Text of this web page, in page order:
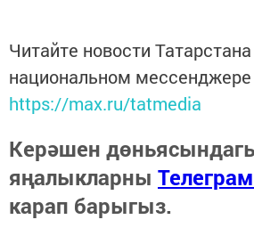
Читайте новости
национальном
https://max.ru/tatmedia
Керәшен
яңалыкларны
карап барыгыз.